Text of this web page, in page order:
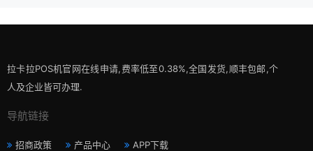
拉卡拉POS机官网在线申请,费率低至0.38%,全国发货,顺丰包邮,个
人及企业皆可办理.
导航链接
招商政策 产品中心 APP下载